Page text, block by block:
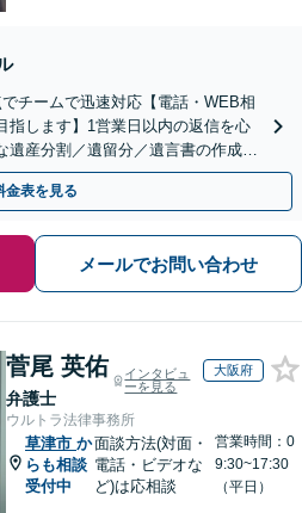
チームで迅速対応【電話・WEB相
指します】1営業日以内の返信を心
遺産分割／遺留分／遺言書の作成・
さい」【休日相談あり】
金表を見る
メールでお問い合わせ
菅尾 英佑
弁護士
インタビュ
ーを見る
大阪府
ウルトラ法律事務所
草津市 か
らも相談
受付中
面談方法(対面・
電話・ビデオな
ど)は応相談
営業時間：0
9:30~17:30
（平日）